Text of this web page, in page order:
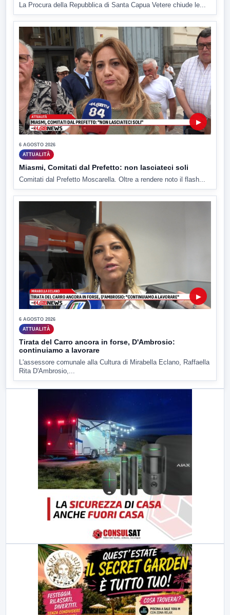
La Procura della Repubblica di Santa Capua Vetere chiude le...
▶
6 AGOSTO 2026
ATTUALITÀ
Miasmi, Comitati dal Prefetto: non lasciateci soli
Comitati dal Prefetto Moscarella. Oltre a rendere noto il flash...
▶
6 AGOSTO 2026
ATTUALITÀ
Tirata del Carro ancora in forse, D'Ambrosio:
continuiamo a lavorare
L'assessore comunale alla Cultura di Mirabella Eclano, Raffaella
Rita D'Ambrosio,...